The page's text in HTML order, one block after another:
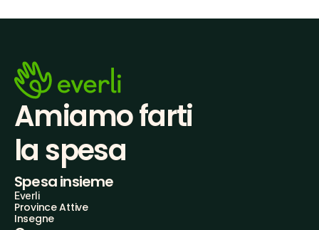
Amiamo farti
la spesa
Spesa insieme
Everli
Province Attive
Insegne